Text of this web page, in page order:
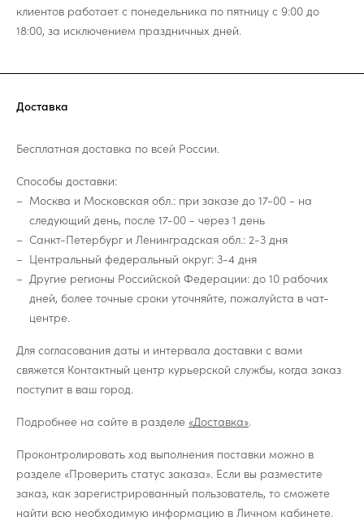
клиентов работает с понедельника по пятницу с 9:00 до
18:00, за исключением праздничных дней.
Доставка
Бесплатная доставка по всей России.
Способы доставки:
Москва и Московская обл.: при заказе до 17-00 - на
следующий день, после 17-00 - через 1 день
Санкт-Петербург и Ленинградская обл.: 2-3 дня
Центральный федеральный округ: 3-4 дня
Другие регионы Российской Федерации: до 10 рабочих
дней, более точные сроки уточняйте, пожалуйста в чат-
центре.
Для согласования даты и интервала доставки с вами
свяжется Контактный центр курьерской службы, когда заказ
поступит в ваш город.
Подробнее на сайте в разделе «Доставка».
Проконтролировать ход выполнения поставки можно в
разделе «Проверить статус заказа». Если вы разместите
заказ, как зарегистрированный пользователь, то сможете
найти всю необходимую информацию в Личном кабинете.